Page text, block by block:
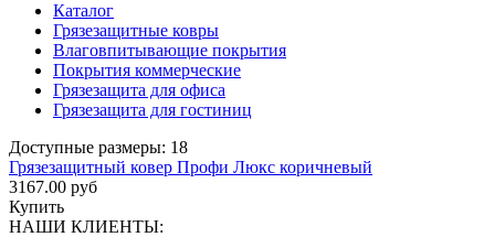
Каталог
Грязезащитные ковры
Влаговпитывающие покрытия
Покрытия коммерческие
Грязезащита для офиса
Грязезащита для гостиниц
Доступные размеры: 18
Грязезащитный ковер Профи Люкс коричневый
3167.00 руб
Купить
НАШИ КЛИЕНТЫ: